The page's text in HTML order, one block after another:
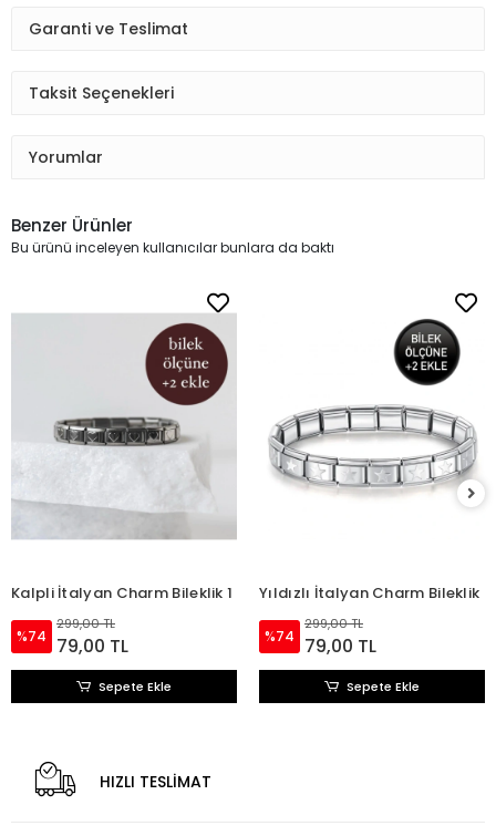
Garanti ve Teslimat
Taksit Seçenekleri
Yorumlar
Benzer Ürünler
Bu ürünü inceleyen kullanıcılar bunlara da baktı
Kalpli İtalyan Charm Bileklik 1
%74
299,00 TL
79,00 TL
Sepete Ekle
Yıldızlı İtalyan Charm Bileklik
%74
299,00 TL
79,00 TL
Sepete Ekle
HIZLI TESLİMAT